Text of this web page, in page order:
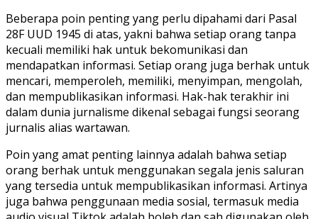
Beberapa poin penting yang perlu dipahami dari Pasal
28F UUD 1945 di atas, yakni bahwa setiap orang tanpa
kecuali memiliki hak untuk bekomunikasi dan
mendapatkan informasi. Setiap orang juga berhak untuk
mencari, memperoleh, memiliki, menyimpan, mengolah,
dan mempublikasikan informasi. Hak-hak terakhir ini
dalam dunia jurnalisme dikenal sebagai fungsi seorang
jurnalis alias wartawan.
Poin yang amat penting lainnya adalah bahwa setiap
orang berhak untuk menggunakan segala jenis saluran
yang tersedia untuk mempublikasikan informasi. Artinya
juga bahwa penggunaan media sosial, termasuk media